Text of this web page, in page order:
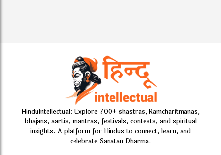
HinduIntellectual: Explore 700+ shastras, Ramcharitmanas,
bhajans, aartis, mantras, festivals, contests, and spiritual
insights. A platform for Hindus to connect, learn, and
celebrate Sanatan Dharma.